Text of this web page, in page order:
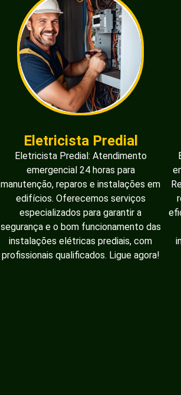
Eletricista Predial
Eletricista Predial: Atendimento
emergencial 24 horas para
manutenção, reparos e instalações em
edifícios. Oferecemos serviços
especializados para garantir a
segurança e o bom funcionamento das
instalações elétricas prediais, com
profissionais qualificados. Ligue agora!